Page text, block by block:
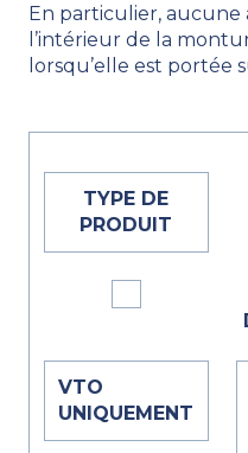
En particulier, aucune
l’intérieur de la
lorsqu’elle est portée
TYPE DE
PRODUIT
VTO
UNIQUEMENT